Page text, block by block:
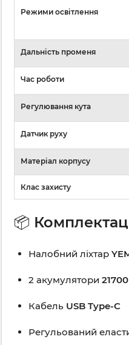
Режими освітлення
Дальність променя
Час роботи
Регулювання кута
Датчик руху
Матеріал корпусу
Клас захисту
📦
Налобний ліхтар
2 акумулятори
Кабель USB Type-C
Регульований